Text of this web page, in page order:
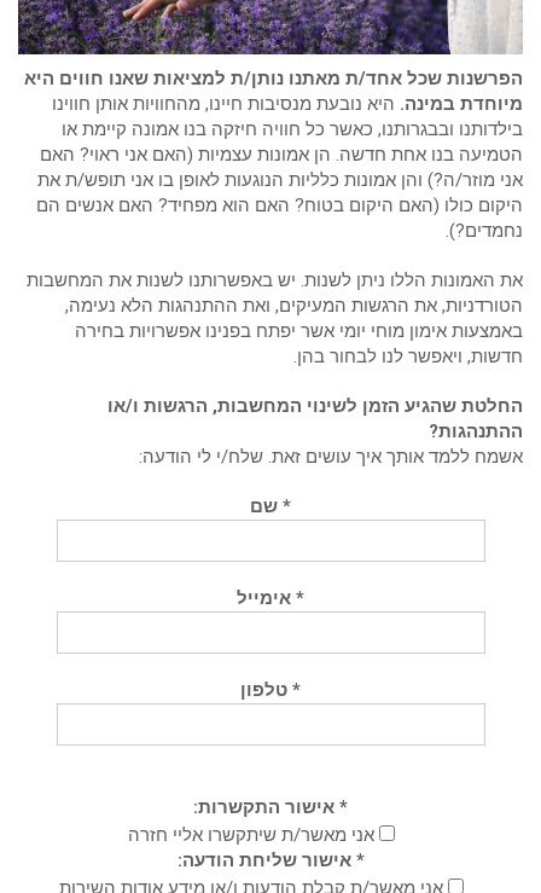
הפרשנות שכל אחד/ת מאתנו נותן/ת למציאות שאנו חווים היא
מיוחדת במינה.היא נובעת מנסיבות חיינו, מהחוויות אותן חווינו
בילדותנו ובבגרותנו, כאשר כל חוויה חיזקה בנו אמונה קיימת או
הטמיעה בנו אחת חדשה. הן אמונות עצמיות (האם אני ראוי? האם
אני מוזר/ה?) והן אמונות כלליות הנוגעות לאופן בו אני תופש/ת את
היקום כולו (האם היקום בטוח? האם הוא מפחיד? האם אנשים הם
נחמדים?).
את האמונות הללו ניתן לשנות. יש באפשרותנו לשנות את המחשבות
הטורדניות, את הרגשות המעיקים, ואת ההתנהגות הלא נעימה,
באמצעות אימון מוחי יומי אשר יפתח בפנינו אפשרויות בחירה
חדשות, ויאפשר לנו לבחור בהן.
החלטת שהגיע הזמן לשינוי המחשבות, הרגשות ו/או
ההתנהגות?
אשמח ללמד אותך איך עושים זאת. שלח/י לי הודעה:
* שם
* אימייל
* טלפון
* אישור התקשרות:
אני מאשר/ת שיתקשרו אליי חזרה
* אישור שליחת הודעה: